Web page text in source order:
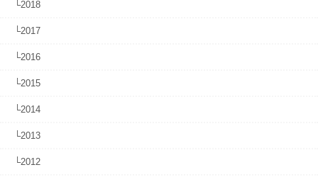
└2018
└2017
└2016
└2015
└2014
└2013
└2012